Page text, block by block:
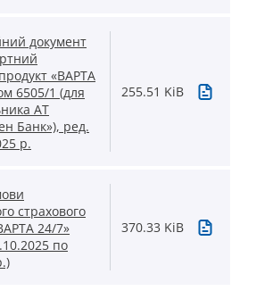
документ
«ВАРТА
6505/1 (для
АТ
Банк»), ред.
р.
255.51 KiB
страхового
24/7»
по
370.33 KiB